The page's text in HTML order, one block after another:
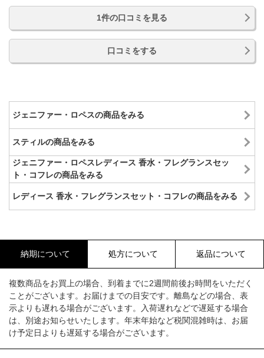
1件の口コミを見る
口コミをする
ジェニファー・ロペスの商品をみる
スティルの商品をみる
ジェニファー・ロペスレディース 香水・フレグランスセッ
ト・コフレの商品をみる
レディース 香水・フレグランスセット・コフレの商品をみる
納期について 処方について 返品について
複数商品をお買上の場合、到着までに2週間前後お時間をいただく
ことがございます。お届けまでの目安です。離島などの場合、表
示よりも遅れる場合がございます。入荷遅れなどで遅延する場合
は、別途お知らせいたします。年末年始など税関混雑時は、お届
け予定日よりも遅延する場合がございます。